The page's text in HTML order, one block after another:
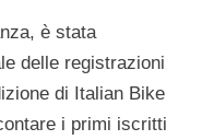
è stata
delle registrazioni
di Italian Bike
i primi iscritti